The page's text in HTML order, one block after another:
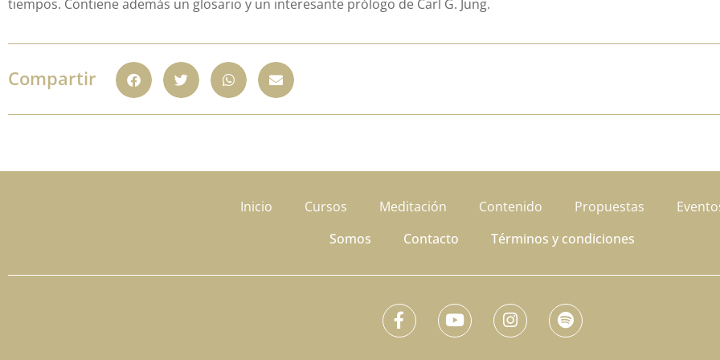
tiempos. Contiene además un glosario y un interesante prólogo de Carl G. Jung.
Compartir
Inicio Cursos Meditación Contenido Propuestas
Somos
Contacto Términos y condiciones